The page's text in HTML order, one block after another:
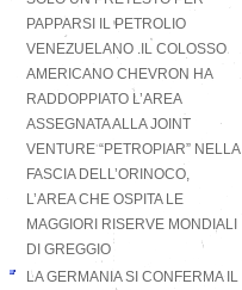
PAPPARSI IL PETROLIO
VENEZUELANO .IL COLOSSO
AMERICANO CHEVRON HA
RADDOPPIATO L’AREA
ASSEGNATA ALLA JOINT
VENTURE “PETROPIAR” NELLA
FASCIA DELL’ORINOCO,
L’AREA CHE OSPITA LE
MAGGIORI RISERVE MONDIALI
DI GREGGIO
LA GERMANIA SI CONFERMA IL